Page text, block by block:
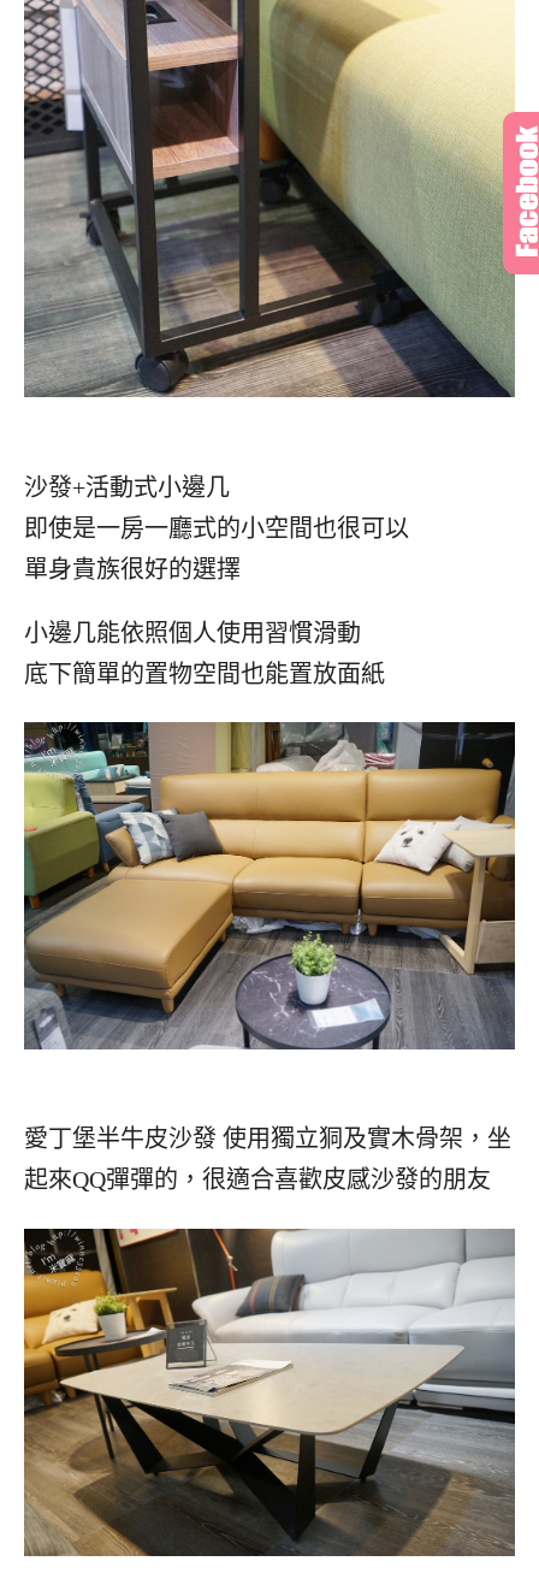
沙發+活動式小邊几
即使是一房一廳式的小空間也很可以
單身貴族很好的選擇
小邊几能依照個人使用習慣滑動
底下簡單的置物空間也能置放面紙
愛丁堡半牛皮沙發 使用獨立狪及實木骨架，坐
起來QQ彈彈的，很適合喜歡皮感沙發的朋友